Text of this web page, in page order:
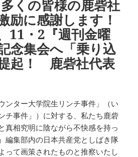
くの皆様の鹿砦社
励に感謝します！
11・2『週刊金曜
念集会へ「乗り込
起！ 鹿砦社代表
ンター大学院生リンチ事件」（い
チ事件」）に対する、私たち鹿砦
真相究明に陰ながら不快感を持っ
編集部内の日本共産党としばき隊
って画策されたものと推察いたし